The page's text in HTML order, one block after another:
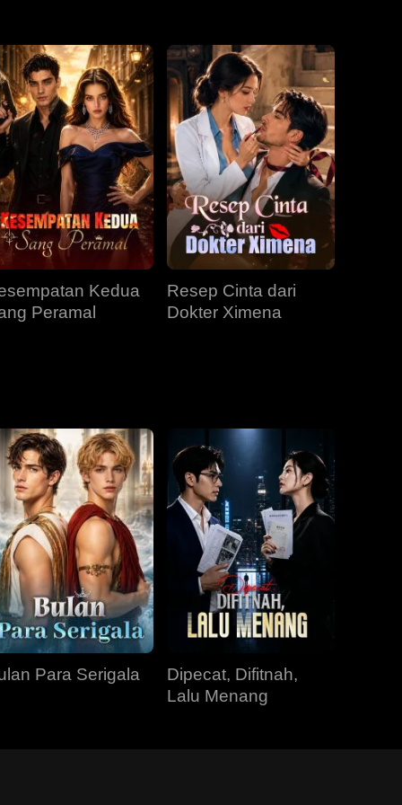
EP 34 EP 35 EP 36
EP 37 EP 38
EP 40
Kedua
Peramal
Resep Cinta dari
Dokter Ximena
Para Serigala
Dipecat, Difitnah,
Lalu Menang